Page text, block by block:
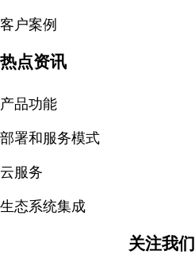
客户案例
热点资讯
产品功能
部署和服务模式
云服务
生态系统集成
关注我们